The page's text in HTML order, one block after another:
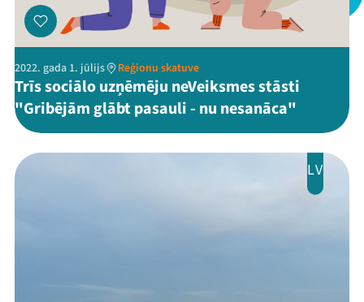
Ziedo
Veikals
Kontakti
2022. gada 1. jūlijs Reģionu skatuve
Trīs sociālo uzņēmēju neVeiksmes stāsti
"Gribējām glābt pasauli - nu nesanāca"
LV